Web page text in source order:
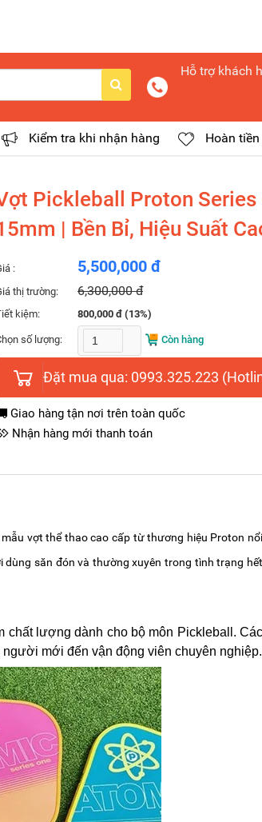
Hỗ trợ khách
Kiểm tra khi nhận hàng Hoàn
Pickleball Proton Series
| Bền Bỉ, Hiệu Suất
: 5,500,000 đ
thị trường: 6,300,000 đ
kiệm: 800,000 đ (13%)
số lượng: Còn hàng
Đặt mua qua: 0993.325.223
Giao hàng tận nơi trên toàn quốc
Nhận hàng mới thanh toán
mẫu vợt thể thao cao cấp từ thương hiệu Proton nổi
săn đón và thường xuyên trong tình trạng hết
chất lượng dành cho bộ môn Pickleball. Các
mới đến vận động viên chuyên nghiệp.